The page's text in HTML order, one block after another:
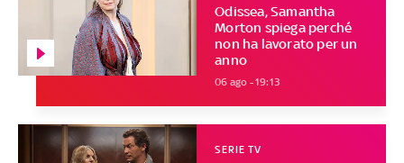
Odissea, Samantha
Morton spiega perché
non ha lavorato per un
anno
06 ago - 19:13
SERIE TV